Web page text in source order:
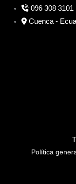
096 308 3101
Cuenca -
Política